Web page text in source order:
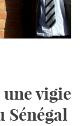
vigie
Sénégal